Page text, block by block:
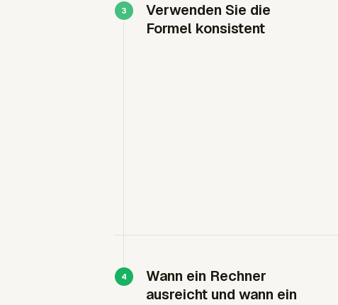
Verwenden Sie die
Formel konsistent
Wann ein Rechner
ausreicht und wann ein